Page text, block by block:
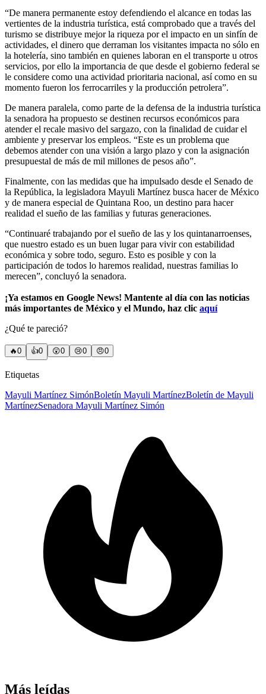
“De manera permanente estoy defendiendo el alcance en todas las
vertientes de la industria turística, está comprobado que a través del
turismo se distribuye mejor la riqueza por el impacto en un sinfín de
actividades, el dinero que derraman los visitantes impacta no sólo en
la hotelería, sino también en quienes laboran en el transporte u otros
servicios, por ello la importancia de que desde el gobierno federal se
le considere como una actividad prioritaria nacional, así como en su
momento fueron los ferrocarriles y la producción petrolera”.
De manera paralela, como parte de la defensa de la industria turística
la senadora ha propuesto se destinen recursos económicos para
atender el recale masivo del sargazo, con la finalidad de cuidar el
ambiente y preservar los empleos. “Este es un problema que
debemos atender con una visión a largo plazo y con la asignación
presupuestal de más de mil millones de pesos año”.
Finalmente, con las medidas que ha impulsado desde el Senado de
la República, la legisladora Mayuli Martínez busca hacer de México
y de manera especial de Quintana Roo, un destino para hacer
realidad el sueño de las familias y futuras generaciones.
“Continuaré trabajando por el sueño de las y los quintanarroenses,
que nuestro estado es un buen lugar para vivir con estabilidad
económica y sobre todo, seguro. Esto es posible y con la
participación de todos lo haremos realidad, nuestras familias lo
merecen”, concluyó la senadora.
¡Ya estamos en Google News! Mantente al día con las noticias
más importantes de México y el Mundo, haz clic aquí
¿Qué te pareció?
🔥0 👍0 😲0 😢0 😠0
Etiquetas
Mayuli Martínez SimónBoletín Mayuli MartínezBoletín de Mayuli
MartínezSenadora Mayuli Martínez Simón
Más leídas